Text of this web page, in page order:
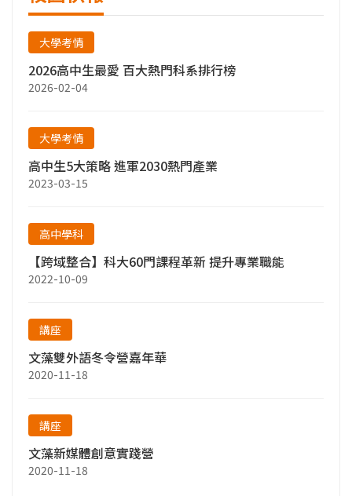
大學考情
2026高中生最愛 百大熱門科系排行榜
2026-02-04
大學考情
高中生5大策略 進軍2030熱門產業
2023-03-15
高中學科
【跨域整合】科大60門課程革新 提升專業職能
2022-10-09
講座
文藻雙外語冬令營嘉年華
2020-11-18
講座
文藻新媒體創意實踐營
2020-11-18